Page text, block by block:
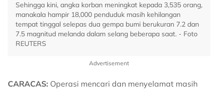
Sehingga kini, angka korban meningkat kepada 3,535 orang,
manakala hampir 18,000 penduduk masih kehilangan
tempat tinggal selepas dua gempa bumi berukuran 7.2 dan
7.5 magnitud melanda dalam selang beberapa saat. - Foto
REUTERS
Advertisement
CARACAS: Operasi mencari dan menyelamat masih